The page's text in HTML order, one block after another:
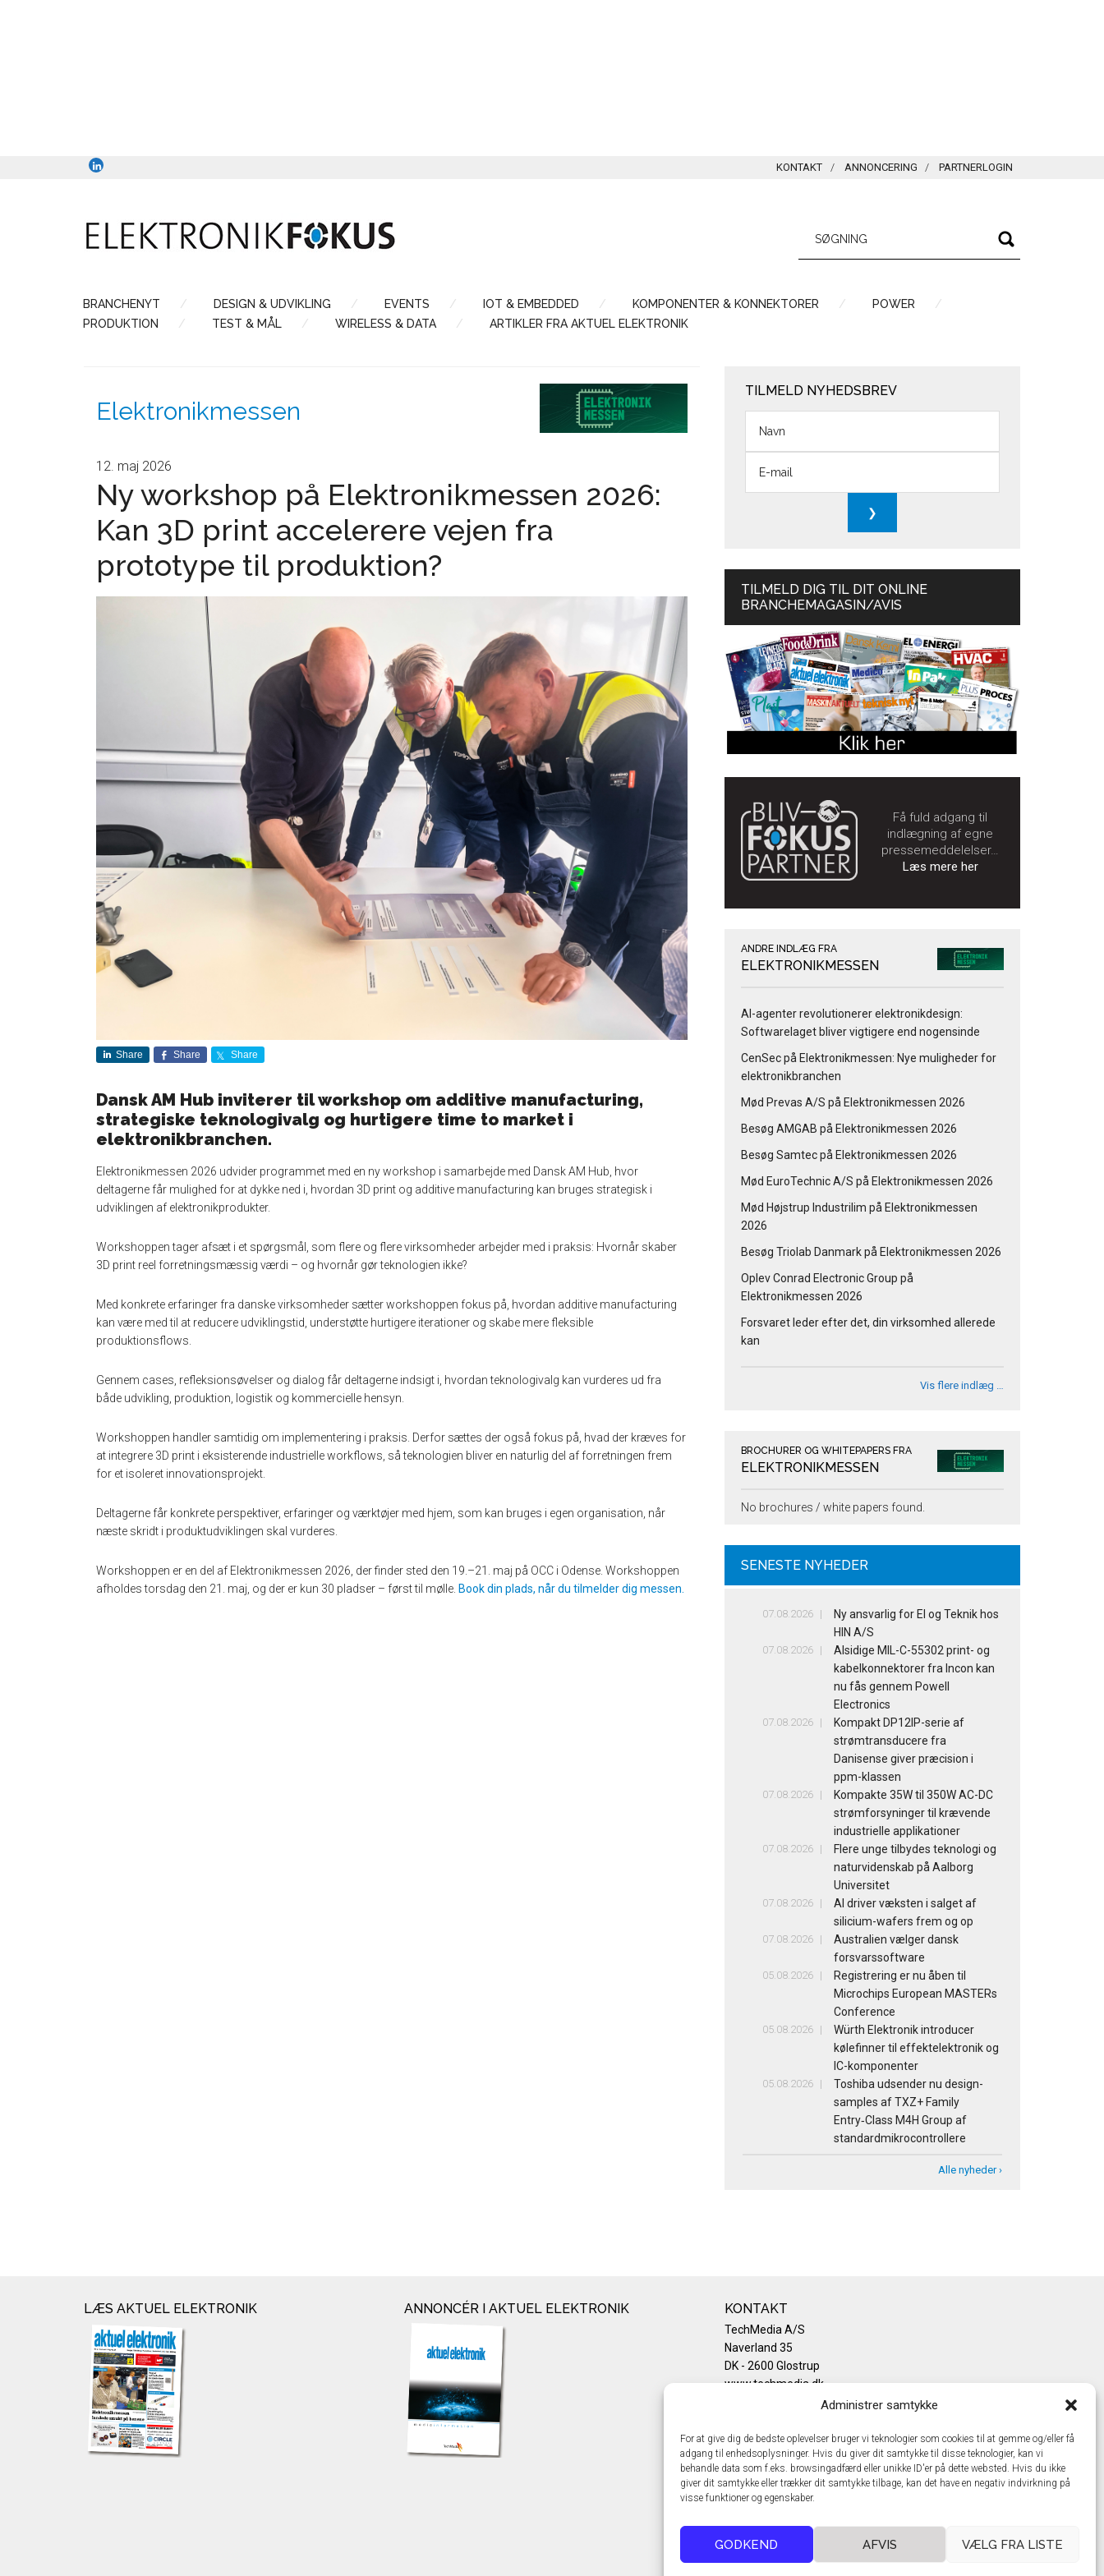
Administrer samtykke
For at give dig de bedste oplevelser bruger vi teknologier som cookies til at gemme og/eller få
adgang til enhedsoplysninger. Hvis du giver dit samtykke til disse teknologier, kan vi
behandle data som f.eks. browsingadfærd eller unikke ID'er på dette websted. Hvis du ikke
giver dit samtykke eller trækker dit samtykke tilbage, kan det have en negativ indvirkning på
visse funktioner og egenskaber.
GODKEND AFVIS VÆLG FRA LISTE
KONTAKT ANNONCERING PARTNERLOGIN
BRANCHENYT DESIGN & UDVIKLING EVENTS IOT & EMBEDDED KOMPONENTER & KONNEKTORER
POWER
PRODUKTION
TEST & MÅL WIRELESS & DATA ARTIKLER FRA AKTUEL ELEKTRONIK
Elektronikmessen
12. maj 2026
Ny workshop på Elektronikmessen 2026:
Kan 3D print accelerere vejen fra
prototype til produktion?
Share Share Share
Dansk AM Hub inviterer til workshop om additive manufacturing,
strategiske teknologivalg og hurtigere time to market i
elektronikbranchen.
Elektronikmessen 2026 udvider programmet med en ny workshop i samarbejde med Dansk AM Hub, hvor
deltagerne får mulighed for at dykke ned i, hvordan 3D print og additive manufacturing kan bruges strategisk i
udviklingen af elektronikprodukter.
Workshoppen tager afsæt i et spørgsmål, som flere og flere virksomheder arbejder med i praksis: Hvornår skaber
3D print reel forretningsmæssig værdi – og hvornår gør teknologien ikke?
Med konkrete erfaringer fra danske virksomheder sætter workshoppen fokus på, hvordan additive manufacturing
kan være med til at reducere udviklingstid, understøtte hurtigere iterationer og skabe mere fleksible
produktionsflows.
Gennem cases, refleksionsøvelser og dialog får deltagerne indsigt i, hvordan teknologivalg kan vurderes ud fra
både udvikling, produktion, logistik og kommercielle hensyn.
Workshoppen handler samtidig om implementering i praksis. Derfor sættes der også fokus på, hvad der kræves for
at integrere 3D print i eksisterende industrielle workflows, så teknologien bliver en naturlig del af forretningen frem
for et isoleret innovationsprojekt.
Deltagerne får konkrete perspektiver, erfaringer og værktøjer med hjem, som kan bruges i egen organisation, når
næste skridt i produktudviklingen skal vurderes.
Workshoppen er en del af Elektronikmessen 2026, der finder sted den 19.–21. maj på OCC i Odense. Workshoppen
afholdes torsdag den 21. maj, og der er kun 30 pladser – først til mølle. Book din plads, når du tilmelder dig messen.
TILMELD NYHEDSBREV
TILMELD DIG TIL DIT ONLINE
BRANCHEMAGASIN/AVIS
Få fuld adgang til
indlægning af egne
pressemeddelelser…
Læs mere her
ANDRE INDLÆG FRA
ELEKTRONIKMESSEN
AI-agenter revolutionerer elektronikdesign:
Softwarelaget bliver vigtigere end nogensinde
CenSec på Elektronikmessen: Nye muligheder for
elektronikbranchen
Mød Prevas A/S på Elektronikmessen 2026
Besøg AMGAB på Elektronikmessen 2026
Besøg Samtec på Elektronikmessen 2026
Mød EuroTechnic A/S på Elektronikmessen 2026
Mød Højstrup Industrilim på Elektronikmessen
2026
Besøg Triolab Danmark på Elektronikmessen 2026
Oplev Conrad Electronic Group på
Elektronikmessen 2026
Forsvaret leder efter det, din virksomhed allerede
kan
Vis flere indlæg …
BROCHURER OG WHITEPAPERS FRA
ELEKTRONIKMESSEN
No brochures / white papers found.
SENESTE NYHEDER
07.08.2026
Ny ansvarlig for El og Teknik hos
HIN A/S
07.08.2026
Alsidige MIL-C-55302 print- og
kabelkonnektorer fra Incon kan
nu fås gennem Powell
Electronics
07.08.2026
Kompakt DP12IP-serie af
strømtransducere fra
Danisense giver præcision i
ppm-klassen
07.08.2026
Kompakte 35W til 350W AC-DC
strømforsyninger til krævende
industrielle applikationer
07.08.2026
Flere unge tilbydes teknologi og
naturvidenskab på Aalborg
Universitet
07.08.2026
AI driver væksten i salget af
silicium-wafers frem og op
07.08.2026
Australien vælger dansk
forsvarssoftware
05.08.2026
Registrering er nu åben til
Microchips European MASTERs
Conference
05.08.2026
Würth Elektronik introducer
kølefinner til effektelektronik og
IC-komponenter
05.08.2026
Toshiba udsender nu design-
samples af TXZ+ Family
Entry‑Class M4H Group af
standardmikrocontrollere
Alle nyheder ›
LÆS AKTUEL ELEKTRONIK ANNONCÉR I AKTUEL ELEKTRONIK KONTAKT
TechMedia A/S
Naverland 35
DK - 2600 Glostrup
www.techmedia.dk
Telefon: +45 43 24 26 28
Privatlivspolitik
Cookiepolitik